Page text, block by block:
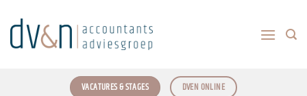
naar
inhoud
VACATURES & STAGES DVEN ONLINE